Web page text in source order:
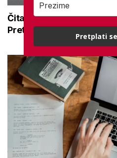
Čitajte mirovina.hr bez
Pretplatite se za samo
Pretplati